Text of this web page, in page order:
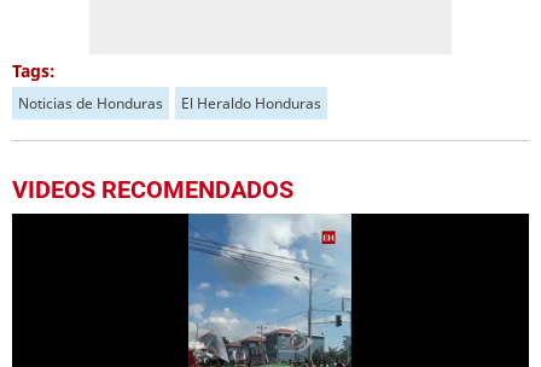
Tags:
Noticias de Honduras El Heraldo Honduras
VIDEOS RECOMENDADOS